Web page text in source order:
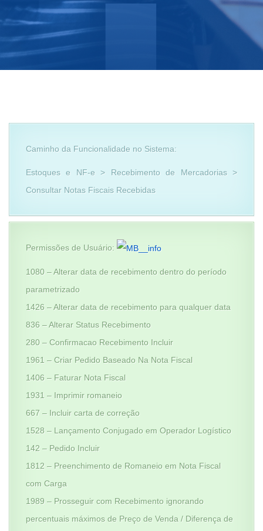
Caminho da Funcionalidade no Sistema:
Estoques e NF-e > Recebimento de Mercadorias >
Consultar Notas Fiscais Recebidas
Permissões de Usuário:
1080 – Alterar data de recebimento dentro do período
parametrizado
1426 – Alterar data de recebimento para qualquer data
836 – Alterar Status Recebimento
280 – Confirmacao Recebimento Incluir
1961 – Criar Pedido Baseado Na Nota Fiscal
1406 – Faturar Nota Fiscal
1931 – Imprimir romaneio
667 – Incluir carta de correção
1528 – Lançamento Conjugado em Operador Logístico
142 – Pedido Incluir
1812 – Preenchimento de Romaneio em Nota Fiscal
com Carga
1989 – Prosseguir com Recebimento ignorando
percentuais máximos de Preço de Venda / Diferença de